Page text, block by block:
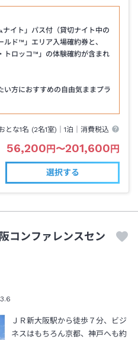
イト」パス付（貸切ナイト中の
ルド™」エリア入場確約券と、
トロッコ™」の体験確約が含まれ
い方におすすめの自由気ままプラ
とな1名 (2名1室)｜1泊 ｜消費税込
56,200 円 〜201,600 円
選択する
コンファレンスセン
3.6
ＪＲ新大阪駅から徒歩７分、ビジ
ネスはもちろん京都、神戸へも約